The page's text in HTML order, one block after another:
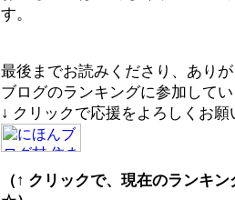
す。
最後までお読みくださり、あり
ブログのランキングに参加して
↓ クリックで応援をよろしくお
（↑ クリックで、現在のランキ